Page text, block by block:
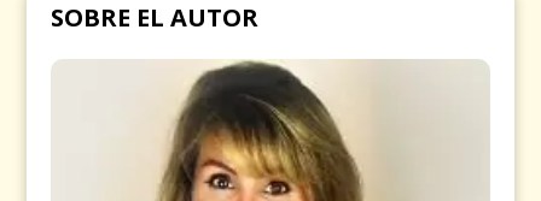
SOBRE EL AUTOR